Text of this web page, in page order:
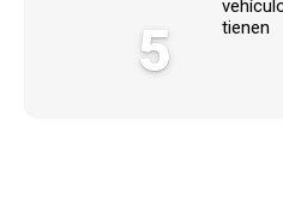
5
tienen